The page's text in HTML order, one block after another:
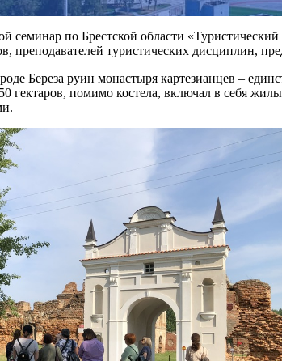
семинар по Брестской области
преподавателей туристических дисциплин,
Береза руин монастыря картезианцев –
помимо костела, включал в себя